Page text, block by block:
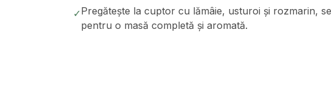
✓Pregătește la cuptor cu lămâie, usturoi și rozmarin,
pentru o masă completă și aromată.